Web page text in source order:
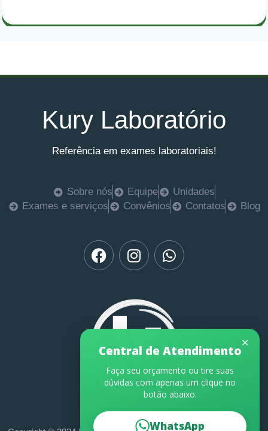
Kury Laboratório
Referência em exames laboratoriais!
Sobre nós Equipe
Unidades
Exames e serviços
Convênios Contatos Blog
✕
Central de Atendimento
Faça seu orçamento ou tire suas
dúvidas com apenas um clique no
botão abaixo.
WhatsApp